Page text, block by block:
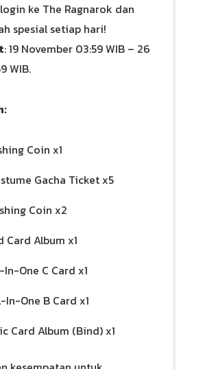
ke The Ragnarok dan
spesial setiap hari!
: 19 November 03:59 WIB – 26
WIB.
Coin x1
Gacha Ticket x5
Coin x2
Card Album x1
In-One C Card x1
In-One B Card x1
Card Album (Bind) x1